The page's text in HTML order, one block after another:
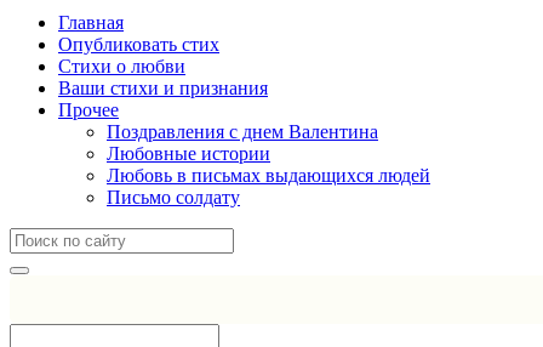
Главная
Опубликовать стих
Стихи о любви
Ваши стихи и признания
Прочее
Поздравления с днем Валентина
Любовные истории
Любовь в письмах выдающихся людей
Письмо солдату